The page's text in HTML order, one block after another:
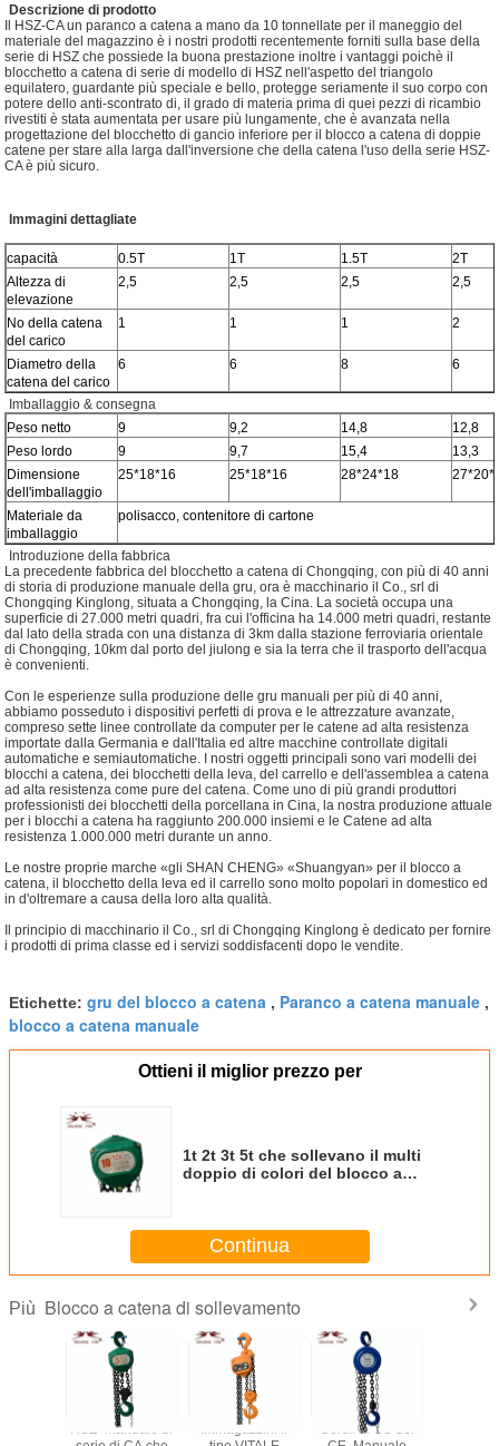
Descrizione di prodotto
Il HSZ-CA un paranco a catena a mano da 10 tonnellate per il maneggio del
materiale del magazzino è i nostri prodotti recentemente forniti sulla base della
serie di HSZ che possiede la buona prestazione inoltre i vantaggi poichè il
blocchetto a catena di serie di modello di HSZ nell'aspetto del triangolo
equilatero, guardante più speciale e bello, protegge seriamente il suo corpo con
potere dello anti-scontrato di, il grado di materia prima di quei pezzi di ricambio
rivestiti è stata aumentata per usare più lungamente, che è avanzata nella
progettazione del blocchetto di gancio inferiore per il blocco a catena di doppie
catene per stare alla larga dall'inversione che della catena l'uso della serie HSZ-
CA è più sicuro.
Immagini dettagliate
capacità 0.5T 1T 1.5T
2T
Altezza di
elevazione
2,5 2,5 2,5 2,5
No della catena
del carico
1 1 1 2
Diametro della
catena del carico
6 6 8 6
Imballaggio & consegna
Peso netto
9 9,2 14,8
12,8
Peso lordo
9 9,7 15,4
13,3
Dimensione
dell'imballaggio
25*18*16 25*18*16 28*24*18
Materiale da
imballaggio
polisacco, contenitore di cartone
Introduzione della fabbrica
La precedente fabbrica del blocchetto a catena di Chongqing, con più di 40 anni
di storia di produzione manuale della gru, ora è macchinario il Co., srl di
Chongqing Kinglong, situata a Chongqing, la Cina. La società occupa una
superficie di 27.000 metri quadri, fra cui l'officina ha 14.000 metri quadri, restante
dal lato della strada con una distanza di 3km dalla stazione ferroviaria orientale
di Chongqing, 10km dal porto del jiulong e sia la terra che il trasporto dell'acqua
è convenienti.
Con le esperienze sulla produzione delle gru manuali per più di 40 anni,
abbiamo posseduto i dispositivi perfetti di prova e le attrezzature avanzate,
compreso sette linee controllate da computer per le catene ad alta resistenza
importate dalla Germania e dall'Italia ed altre macchine controllate digitali
automatiche e semiautomatiche. I nostri oggetti principali sono vari modelli dei
blocchi a catena, dei blocchetti della leva, del carrello e dell'assemblea a catena
ad alta resistenza come pure del catena. Come uno di più grandi produttori
professionisti dei blocchetti della porcellana in Cina, la nostra produzione attuale
per i blocchi a catena ha raggiunto 200.000 insiemi e le Catene ad alta
resistenza 1.000.000 metri durante un anno.
Le nostre proprie marche «gli SHAN CHENG» «Shuangyan» per il blocco a
catena, il blocchetto della leva ed il carrello sono molto popolari in domestico ed
in d'oltremare a causa della loro alta qualità.
Il principio di macchinario il Co., srl di Chongqing Kinglong è dedicato per fornire
i prodotti di prima classe ed i servizi soddisfacenti dopo le vendite.
Etichette: gru del blocco a catena , Paranco a catena manuale ,
blocco a catena manuale
Ottieni il miglior prezzo per
1t 2t 3t 5t che sollevano il multi
doppio di colori del blocco a
Continua
Più Blocco a catena di sollevamento
HSZ- manuale di
Immagazzini il
Certifi di GS del